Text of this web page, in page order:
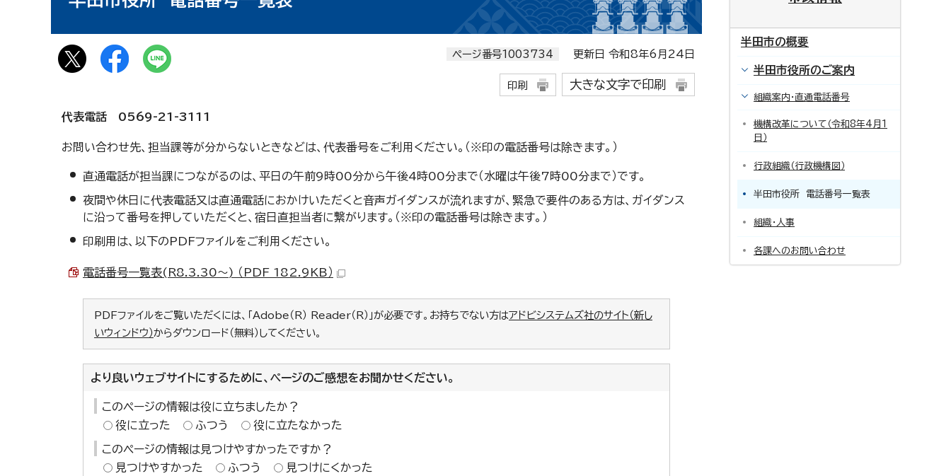
ページ番号1003734 更新日 令和8年6月24日
印刷 大きな文字で印刷
代表電話 0569-21-3111
お問い合わせ先、担当課等が分からないときなどは、代表番号をご利用ください。（※印の電話番号は除きます。）
直通電話が担当課につながるのは、平日の午前9時00分から午後4時00分まで（水曜は午後7時00分まで）です。
夜間や休日に代表電話又は直通電話におかけいただくと音声ガイダンスが流れますが、緊急で要件のある方は、ガイダンス
に沿って番号を押していただくと、宿日直担当者に繋がります。（※印の電話番号は除きます。）
印刷用は、以下のPDFファイルをご利用ください。
電話番号一覧表(R8.3.30～) （PDF 182.9KB）
PDFファイルをご覧いただくには、「Adobe（R） Reader（R）」が必要です。お持ちでない方はアドビシステムズ社のサイト（新し
いウィンドウ）からダウンロード（無料）してください。
より良いウェブサイトにするために、ページのご感想をお聞かせください。
このページの情報は役に立ちましたか？
役に立った
ふつう 役に立たなかった
このページの情報は見つけやすかったですか？
見つけやすかった
ふつう 見つけにくかった
半田市の概要
半田市役所のご案内
組織案内・直通電話番号
機構改革について（令和8年4月1
日）
行政組織（行政機構図）
半田市役所 電話番号一覧表
組織・人事
各課へのお問い合わせ